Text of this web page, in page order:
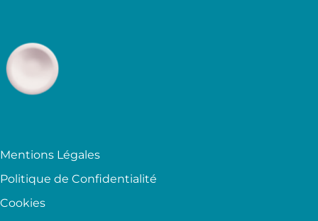
Mentions Légales
Politique de Confidentialité
Cookies